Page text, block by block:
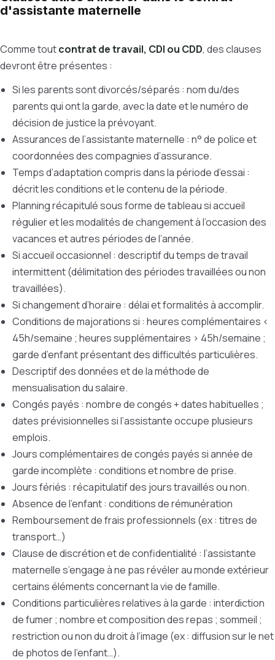
d'assistante maternelle
Comme toutcontrat de travail, CDI ou CDD, des clauses
devront être présentes :
Si les parents sont divorcés/séparés : nom du/des
parents qui ont la garde, avec la date et le numéro de
décision de justice la prévoyant.
Assurances de l’assistante maternelle : n° de police et
coordonnées des compagnies d’assurance.
Temps d’adaptation compris dans la période d’essai :
décrit les conditions et le contenu de la période.
Planning récapitulé sous forme de tableau si accueil
régulier et les modalités de changement à l’occasion des
vacances et autres périodes de l’année.
Si accueil occasionnel : descriptif du temps de travail
intermittent (délimitation des périodes travaillées ou non
travaillées).
Si changement d’horaire : délai et formalités à accomplir.
Conditions de majorations si : heures complémentaires <
45h/semaine ; heures supplémentaires > 45h/semaine ;
garde d’enfant présentant des difficultés particulières.
Descriptif des données et de la méthode de
mensualisation du salaire.
Congés payés : nombre de congés + dates habituelles ;
dates prévisionnelles si l’assistante occupe plusieurs
emplois.
Jours complémentaires de congés payés si année de
garde incomplète : conditions et nombre de prise.
Jours fériés : récapitulatif des jours travaillés ou non.
Absence de l’enfant : conditions de rémunération
Remboursement de frais professionnels (ex : titres de
transport…)
Clause de discrétion et de confidentialité : l’assistante
maternelle s’engage à ne pas révéler au monde extérieur
certains éléments concernant la vie de famille.
Conditions particulières relatives à la garde : interdiction
de fumer ; nombre et composition des repas ; sommeil ;
restriction ou non du droit à l’image (ex : diffusion sur le net
de photos de l’enfant…).